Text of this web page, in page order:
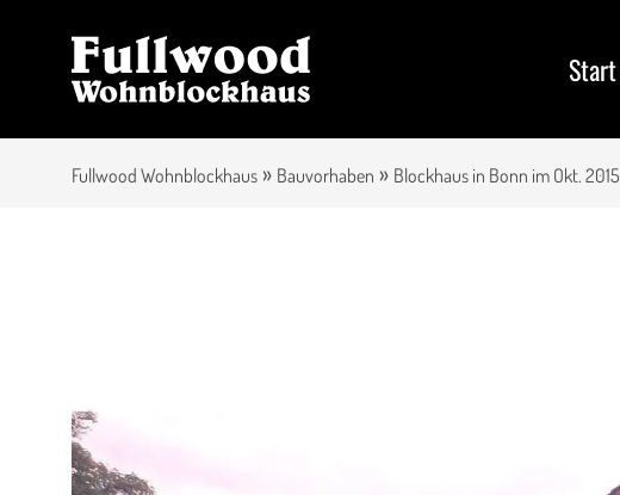
Start
Fullwood Wohnblockhaus » Bauvorhaben » Blockhaus in Bonn im Okt. 2015